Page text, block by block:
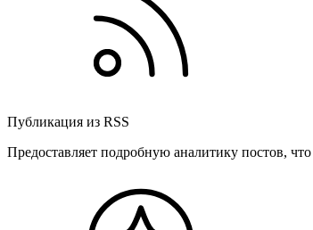
Публикация из RSS
Предоставляет подробную аналитику постов,